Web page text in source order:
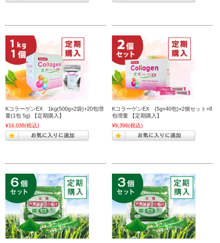
KコラーゲンEX 1kg(500g×2袋)+20包増
量(1包 5g) 【定期購入】
¥16,038(税込)
KコラーゲンEX (5g×40包)×2個セット+8
包増量 【定期購入】
¥9,396(税込)